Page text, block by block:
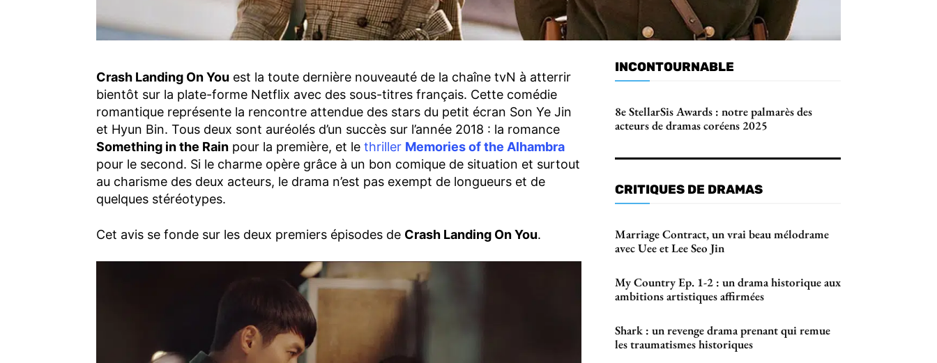
Crash Landing On You est la toute dernière nouveauté de la chaîne tvN à atterrir
bientôt sur la plate-forme Netflix avec des sous-titres français. Cette comédie
romantique représente la rencontre attendue des stars du petit écran Son Ye Jin
et Hyun Bin. Tous deux sont auréolés d’un succès sur l’année 2018 : la romance
Something in the Rain pour la première, et le thriller Memories of the Alhambra
pour le second. Si le charme opère grâce à un bon comique de situation et surtout
au charisme des deux acteurs, le drama n’est pas exempt de longueurs et de
quelques stéréotypes.
Cet avis se fonde sur les deux premiers épisodes de Crash Landing On You.
INCONTOURNABLE
8e StellarSis Awards : notre palmarès des
acteurs de dramas coréens 2025
CRITIQUES DE DRAMAS
Marriage Contract, un vrai beau mélodrame
avec Uee et Lee Seo Jin
My Country Ep. 1-2 : un drama historique aux
ambitions artistiques affirmées
Shark : un revenge drama prenant qui remue
les traumatismes historiques